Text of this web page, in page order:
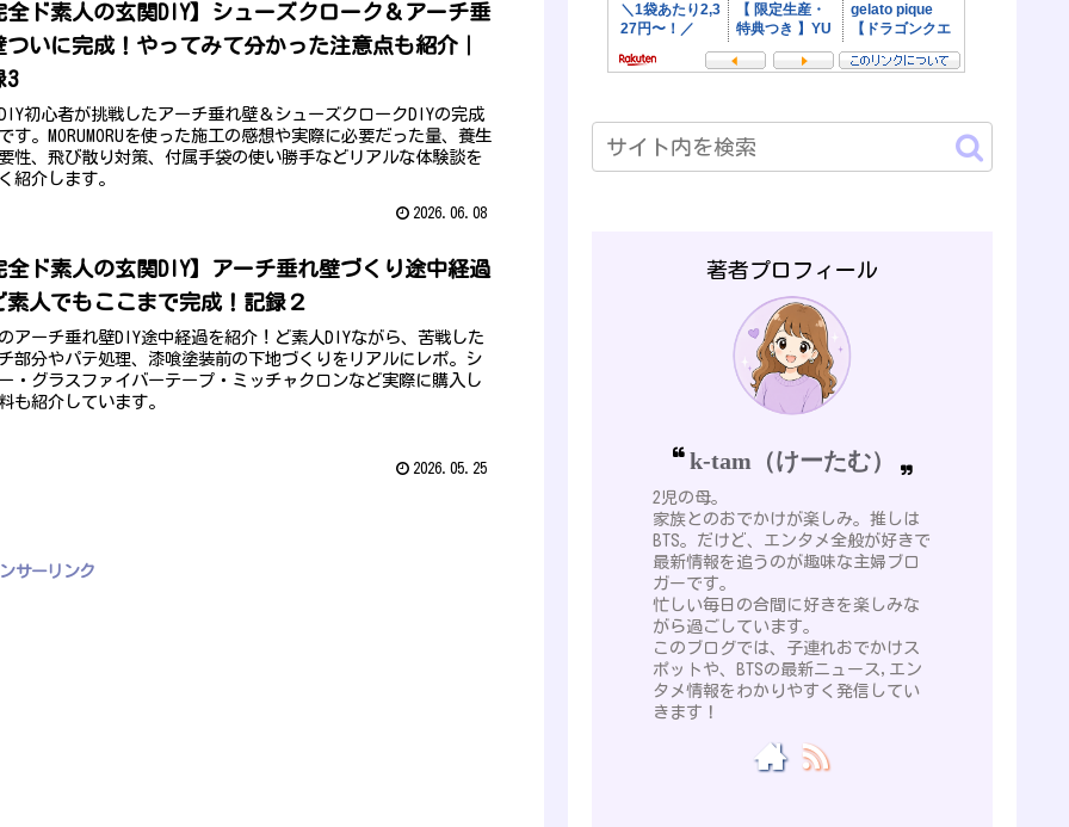
全ド素人の玄関DIY】シューズクローク＆アーチ垂
ついに完成！やってみて分かった注意点も紹介｜
3
初心者が挑戦したアーチ垂れ壁＆シューズクロークDIYの完成
す。MORUMORUを使った施工の感想や実際に必要だった量、養生
性、飛び散り対策、付属手袋の使い勝手などリアルな体験談を
紹介します。
2026.06.08
全ド素人の玄関DIY】アーチ垂れ壁づくり途中経過
素人でもここまで完成！記録２
アーチ垂れ壁DIY途中経過を紹介！ど素人DIYながら、苦戦した
部分やパテ処理、漆喰塗装前の下地づくりをリアルにレポ。シ
・グラスファイバーテープ・ミッチャクロンなど実際に購入し
も紹介しています。
2026.05.25
サーリンク
著者プロフィール
k-tam（けーたむ）
2児の母。
家族とのおでかけが楽しみ。推しは
BTS。だけど、エンタメ全般が好きで
最新情報を追うのが趣味な主婦ブロ
ガーです。
忙しい毎日の合間に好きを楽しみな
がら過ごしています。
このブログでは、子連れおでかけス
ポットや、BTSの最新ニュース,エン
タメ情報をわかりやすく発信してい
きます！